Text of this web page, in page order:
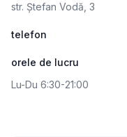
str. Ștefan Vodă, 3
telefon
orele de lucru
Lu-Du 6:30-21:00